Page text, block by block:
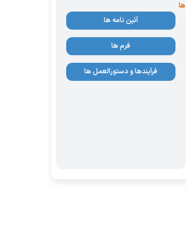
ها
آئین نامه ها
فرم ها
فرآیندها و دستورالعمل ها